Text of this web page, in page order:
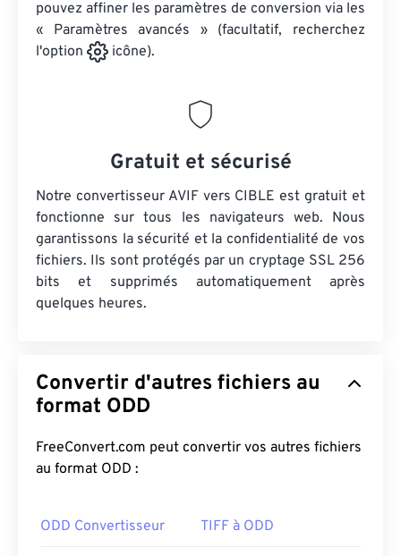
pouvez affiner les paramètres de conversion via les
« Paramètres avancés » (facultatif, recherchez
l'option
icône).
Gratuit et sécurisé
Notre convertisseur AVIF vers CIBLE est gratuit et
fonctionne sur tous les navigateurs web. Nous
garantissons la sécurité et la confidentialité de vos
fichiers. Ils sont protégés par un cryptage SSL 256
bits et supprimés automatiquement après
quelques heures.
Convertir d'autres fichiers au
format ODD
FreeConvert.com peut convertir vos autres fichiers
au format ODD :
ODD Convertisseur TIFF à ODD